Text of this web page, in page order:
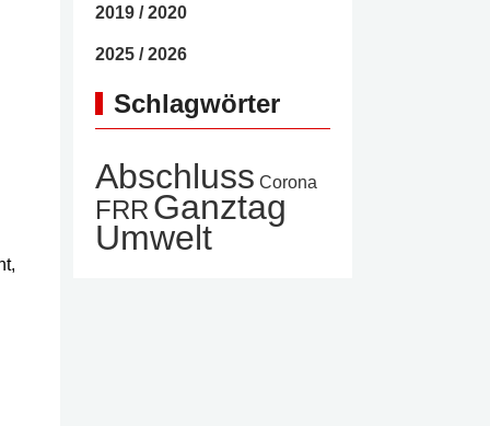
2019 / 2020
2025 / 2026
Schlagwörter
Abschluss Corona
FRR Ganztag
Umwelt